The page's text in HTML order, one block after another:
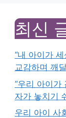
최신
“내 아이가
교감하며 깨
“우리 아이가
자가 놓치기
우리 아이 사